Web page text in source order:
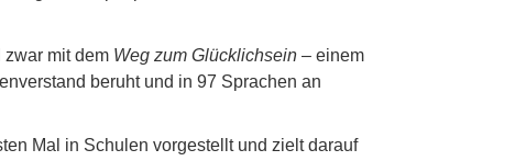
mit dem Weg zum Glücklichsein– einem
beruht und in 97 Sprachen an
Mal in Schulen vorgestellt und zielt darauf